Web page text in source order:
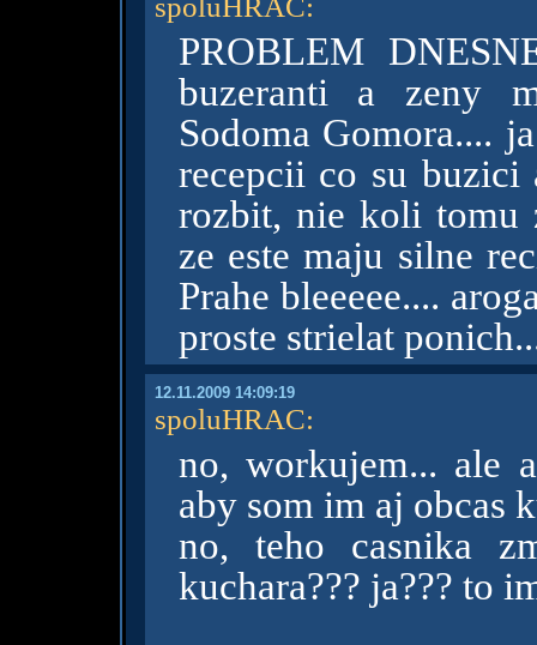
PROBLEM
buzeranti a zeny
Sodoma Gomora....
recepcii co su
rozbit, nie koli tomu
ze este maju silne
Prahe bleeeee....
proste strielat
12.11.2009 14:09:19
spoluHRAC:
no, workujem... ale
aby som im aj obcas
no, teho casnika
kuchara??? ja??? to